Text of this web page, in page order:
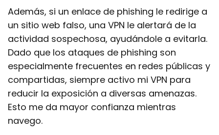
Además, si un enlace de phishing le redirige a
un sitio web falso, una VPN le alertará de la
actividad sospechosa, ayudándole a evitarla.
Dado que los ataques de phishing son
especialmente frecuentes en redes públicas y
compartidas, siempre activo mi VPN para
reducir la exposición a diversas amenazas.
Esto me da mayor confianza mientras
navego.